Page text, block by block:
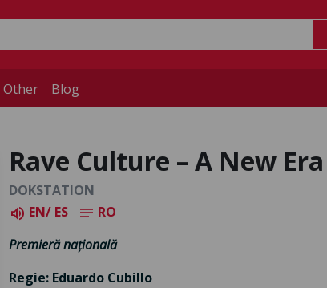
Other Blog
Rave Culture – A New Era
DOKSTATION
volume_up EN/ ES notes RO
Premieră națională
Regie: Eduardo Cubillo